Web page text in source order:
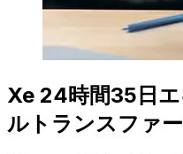
Xe 24時間35日
ルトランスファ